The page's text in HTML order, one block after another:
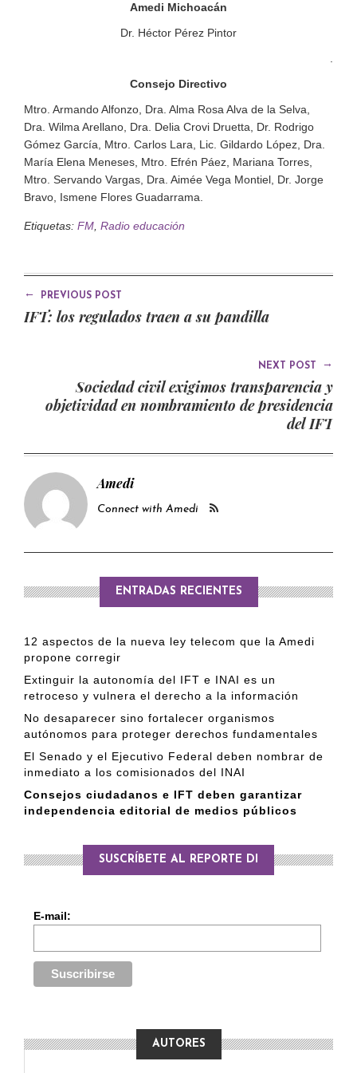
Amedi Michoacán
Dr. Héctor Pérez Pintor
.
Consejo Directivo
Mtro. Armando Alfonzo, Dra. Alma Rosa Alva de la Selva,
Dra. Wilma Arellano, Dra. Delia Crovi Druetta, Dr. Rodrigo
Gómez García, Mtro. Carlos Lara, Lic. Gildardo López, Dra.
María Elena Meneses, Mtro. Efrén Páez, Mariana Torres,
Mtro. Servando Vargas, Dra. Aimée Vega Montiel, Dr. Jorge
Bravo, Ismene Flores Guadarrama.
Etiquetas: FM, Radio educación
← PREVIOUS POST
IFT: los regulados traen a su pandilla
NEXT POST →
Sociedad civil exigimos transparencia y
objetividad en nombramiento de presidencia
del IFT
Amedi
Connect with Amedi
ENTRADAS RECIENTES
12 aspectos de la nueva ley telecom que la Amedi
propone corregir
Extinguir la autonomía del IFT e INAI es un
retroceso y vulnera el derecho a la información
No desaparecer sino fortalecer organismos
autónomos para proteger derechos fundamentales
El Senado y el Ejecutivo Federal deben nombrar de
inmediato a los comisionados del INAI
Consejos ciudadanos e IFT deben garantizar
independencia editorial de medios públicos
SUSCRÍBETE AL REPORTE DI
E-mail:
AUTORES